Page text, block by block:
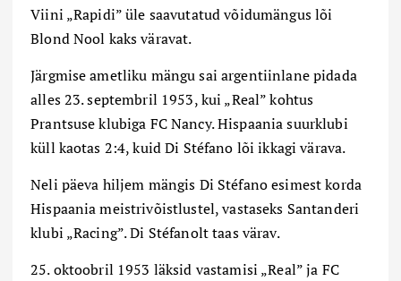
Viini „Rapidi” üle saavutatud võidumängus lõi
Blond Nool kaks väravat.
Järgmise ametliku mängu sai argentiinlane pidada
alles 23. septembril 1953, kui „Real” kohtus
Prantsuse klubiga FC Nancy. Hispaania suurklubi
küll kaotas 2:4, kuid Di Stéfano lõi ikkagi värava.
Neli päeva hiljem mängis Di Stéfano esimest korda
Hispaania meistrivõistlustel, vastaseks Santanderi
klubi „Racing”. Di Stéfanolt taas värav.
25. oktoobril 1953 läksid vastamisi „Real” ja FC